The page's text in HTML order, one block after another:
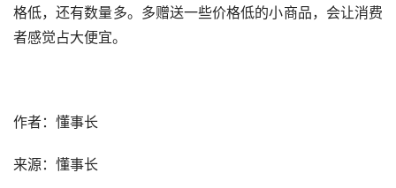
格低，还有数量多。多赠送一些价格低的小商品，会让消费
者感觉占大便宜。
作者：懂事长
来源：懂事长